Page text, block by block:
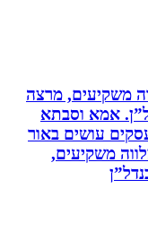
מרצה
וסבתא
עושים באור